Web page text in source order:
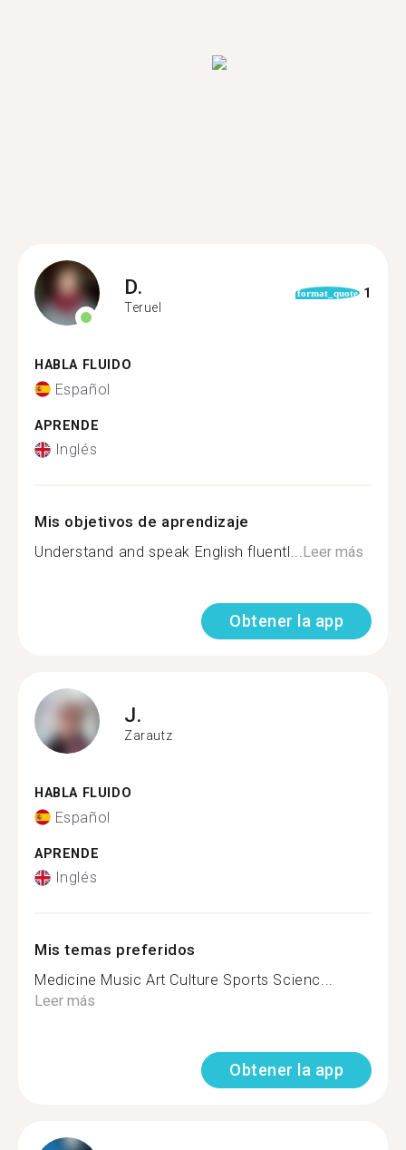
D.
Teruel
format_quote 1
HABLA FLUIDO
Español
APRENDE
Inglés
Mis objetivos de aprendizaje
Understand and speak English fluentl...Leer más
Obtener la app
J.
Zarautz
HABLA FLUIDO
Español
APRENDE
Inglés
Mis temas preferidos
Medicine Music Art Culture Sports Scienc...
Leer más
Obtener la app